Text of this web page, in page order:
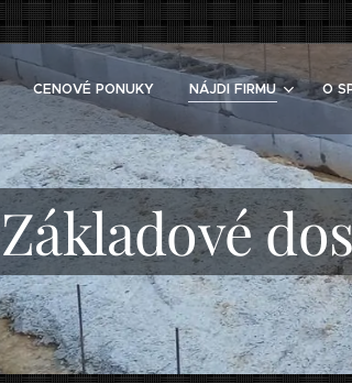
CENOVÉ PONUKY NÁJDI FIRMU O
Základové